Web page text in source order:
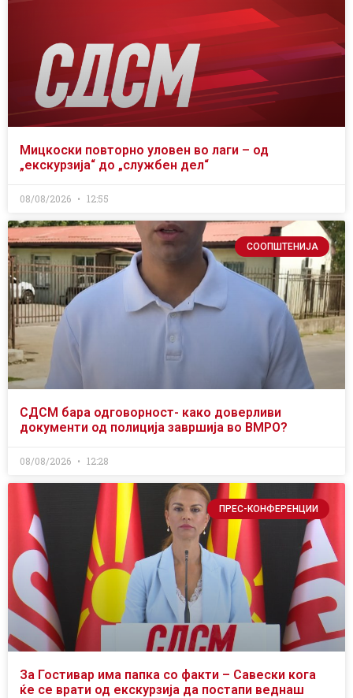
Мицкоски повторно уловен во лаги – од
„екскурзија“ до „службен дел“
08/08/2026 12:55
СООПШТЕНИЈА
СДСМ бара одговорност- како доверливи
документи од полиција завршија во ВМРО?
08/08/2026 12:28
ПРЕС-КОНФЕРЕНЦИИ
За Гостивар има папка со факти – Савески кога
ќе се врати од екскурзија да постапи веднаш